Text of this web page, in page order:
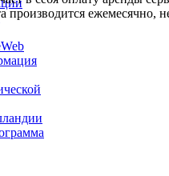
производится ежемесячно,